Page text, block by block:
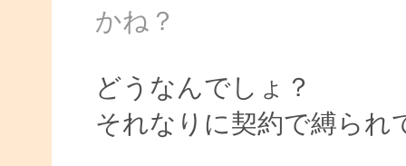
かね？
どうなんでしょ？
それなりに契約で縛られ